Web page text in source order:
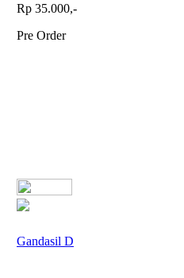
Rp 35.000,-
Pre Order
Gandasil D